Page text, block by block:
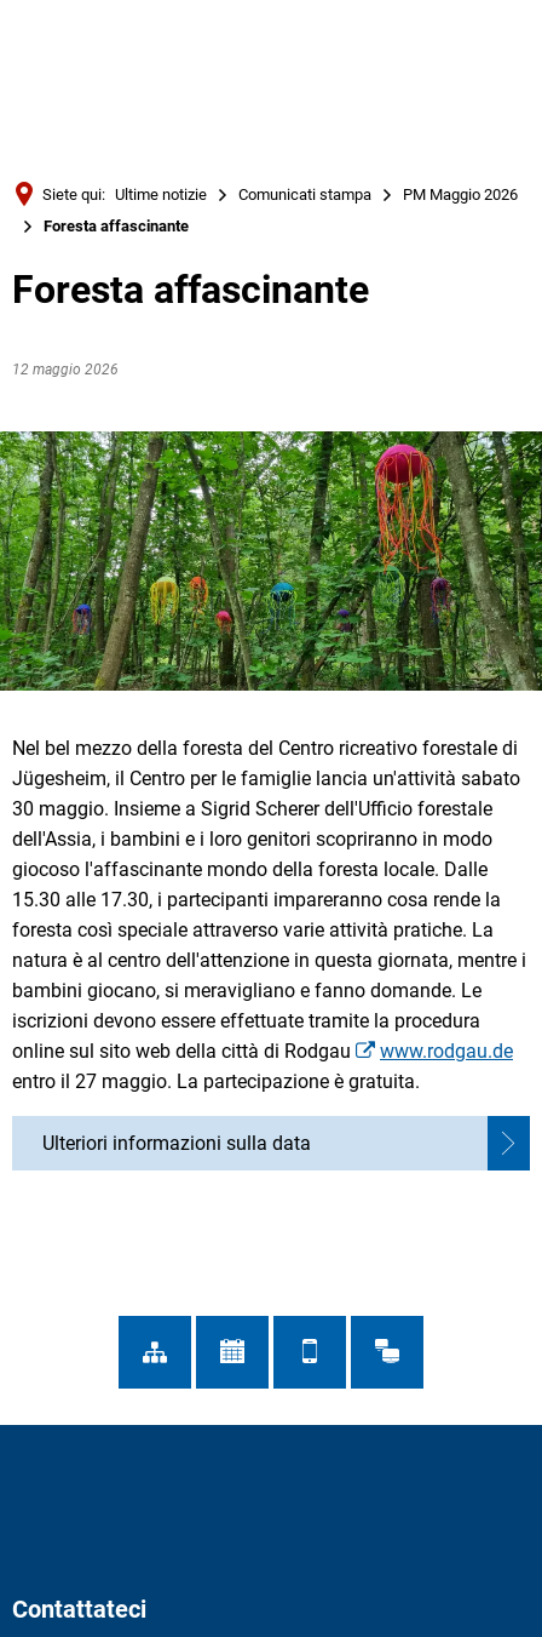
Русский
Siete qui: Ultime notizie Comunicati stampa
PM Maggio 2026
Foresta affascinante
Foresta affascinante
12 maggio 2026
Nel bel mezzo della foresta del Centro ricreativo forestale di
Jügesheim, il Centro per le famiglie lancia un'attività sabato
30 maggio. Insieme a Sigrid Scherer dell'Ufficio forestale
dell'Assia, i bambini e i loro genitori scopriranno in modo
giocoso l'affascinante mondo della foresta locale. Dalle
15.30 alle 17.30, i partecipanti impareranno cosa rende la
foresta così speciale attraverso varie attività pratiche. La
natura è al centro dell'attenzione in questa giornata, mentre i
bambini giocano, si meravigliano e fanno domande. Le
iscrizioni devono essere effettuate tramite la procedura
online sul sito web della città di Rodgau
www.rodgau.de
entro il 27 maggio. La partecipazione è gratuita.
Ulteriori informazioni sulla data
Contattateci